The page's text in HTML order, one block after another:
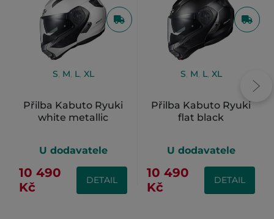
S, M, L, XL
Přilba Kabuto Ryuki
white metallic
U dodavatele
10 490
Kč
DETAIL
S, M, L, XL
Přilba Kabuto Ryuki
flat black
U dodavatele
10 490
Kč
DETAIL